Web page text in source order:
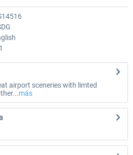
airport sceneries with limted
más